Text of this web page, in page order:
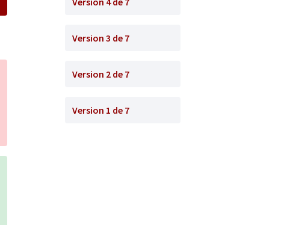
Version 3 de 7
Version 2 de 7
Version 1 de 7